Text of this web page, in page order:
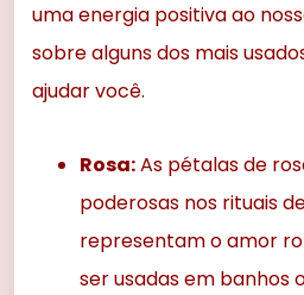
uma energia positiva ao
sobre alguns dos mais
ajudar você.
Rosa:As pétalas de
poderosas nos rituais
representam o amor
ser usadas em banhos